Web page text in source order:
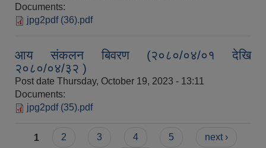
Documents:
jpg2pdf (36).pdf
आय संकलन बिवरण (२०८०/०४/०१ देखि
२०८०/०४/३२ )
Post date Thursday, October 19, 2023 - 13:11
Documents:
jpg2pdf (35).pdf
Pages
1 2 3 4 5
next ›